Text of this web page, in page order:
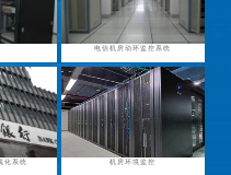
电信机房动环监控系统
化系统 机房环境监控